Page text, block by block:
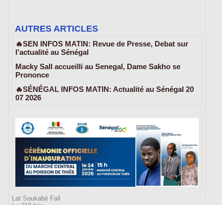
AUTRES ARTICLES
🔥SEN INFOS MATIN: Revue de Presse, Debat sur
l'actualité au Sénégal
Macky Sall accueilli au Senegal, Dame Sakho se
Prononce
🔥SÉNÉGAL INFOS MATIN: Actualité au Sénégal 20
07 2026
Lat Soukabé Fall